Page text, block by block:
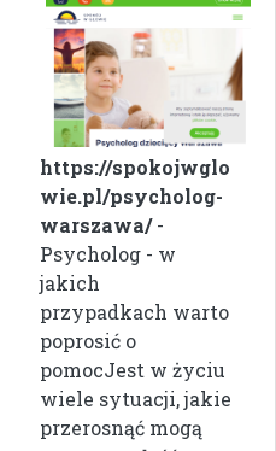
https://spokojwglo
wie.pl/psycholog-
warszawa/-
Psycholog - w
jakich
przypadkach warto
poprosić o
pomocJest w życiu
wiele sytuacji, jakie
przerosnąć mogą